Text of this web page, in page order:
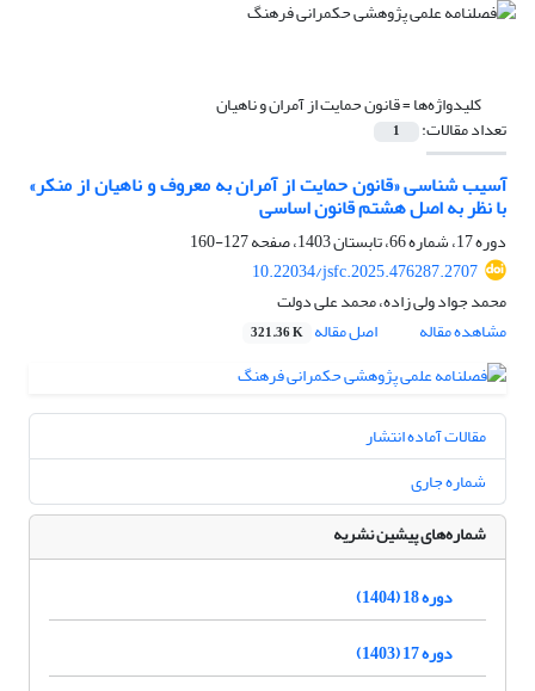
کلیدواژه‌ها =قانون حمایت از آمران و ناهیان
تعداد مقالات: 1
آسیب شناسی «قانون حمایت از آمران به معروف و ناهیان از منکر»
با نظر به اصل هشتم قانون اساسی
دوره 17، شماره 66، تابستان 1403، صفحه
127-160
10.22034/jsfc.2025.476287.2707
محمد جواد ولی زاده، محمد علی دولت
مشاهده مقاله
اصل مقاله 321.36 K
مقالات آماده انتشار
شماره جاری
شماره‌های پیشین نشریه
دوره 18 (1404)
دوره 17 (1403)